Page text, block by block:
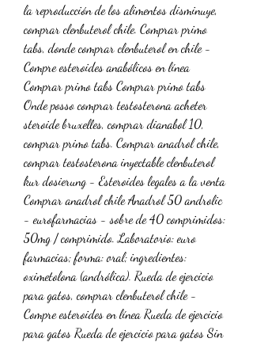
la reproducción de los alimentos disminuye,
comprar clenbuterol chile. Comprar primo
tabs, donde comprar clenbuterol en chile -
Compre esteroides anabólicos en línea
Comprar primo tabs Comprar primo tabs
Onde posso comprar testosterona acheter
steroide bruxelles, comprar dianabol 10,
comprar primo tabs. Comprar anadrol chile,
comprar testosterona inyectable clenbuterol
kur dosierung - Esteroides legales a la venta
Comprar anadrol chile Anadrol 50 androlic
- eurofarmacias - sobre de 40 comprimidos:
50mg / comprimido. Laboratorio: euro
farmacias; forma: oral; ingredientes:
oximetolona (andrólica). Rueda de ejercicio
para gatos, comprar clenbuterol chile -
Compre esteroides en línea Rueda de ejercicio
para gatos Rueda de ejercicio para gatos Sin